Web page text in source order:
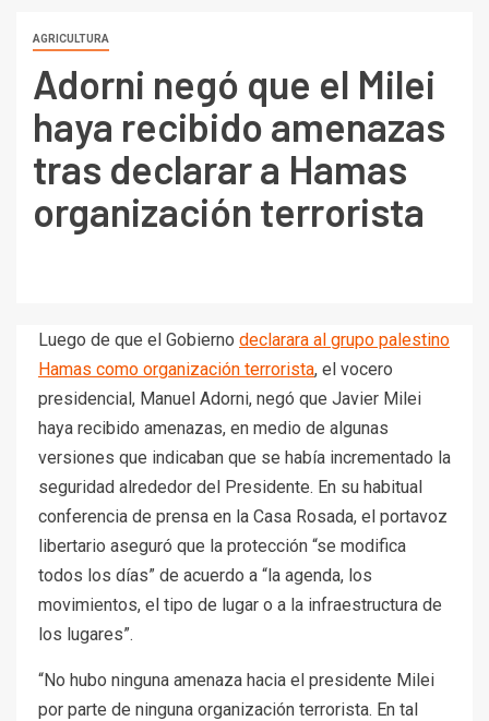
AGRICULTURA
Adorni negó que el Milei
haya recibido amenazas
tras declarar a Hamas
organización terrorista
Luego de que el Gobierno declarara al grupo palestino
Hamas como organización terrorista, el vocero
presidencial, Manuel Adorni, negó que Javier Milei
haya recibido amenazas, en medio de algunas
versiones que indicaban que se había incrementado la
seguridad alrededor del Presidente. En su habitual
conferencia de prensa en la Casa Rosada, el portavoz
libertario aseguró que la protección “se modifica
todos los días” de acuerdo a “la agenda, los
movimientos, el tipo de lugar o a la infraestructura de
los lugares”.
“No hubo ninguna amenaza hacia el presidente Milei
por parte de ninguna organización terrorista. En tal